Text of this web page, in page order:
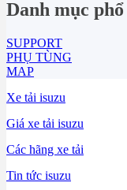
Danh mục
SUPPORT
PHỤ TÙNG
MAP
Xe tải isuzu
Giá xe tải isuzu
Các hãng xe tải
Tin tức isuzu